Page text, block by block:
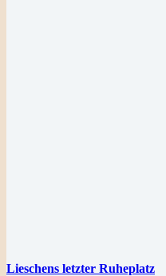
Lieschens letzter Ruheplatz